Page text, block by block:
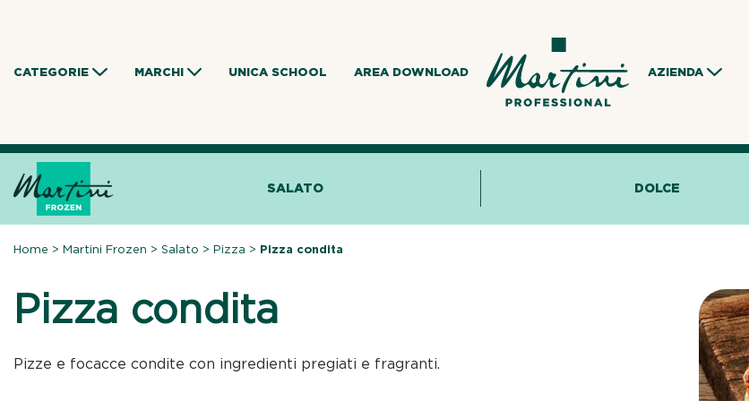
CATEGORIE MARCHI UNICA SCHOOL AREA DOWNLOAD AZIENDA
SALATO DOLCE
Home >Martini Frozen >Salato >Pizza > Pizza condita
Pizza condita
Pizze e focacce condite con ingredienti pregiati e fragranti.